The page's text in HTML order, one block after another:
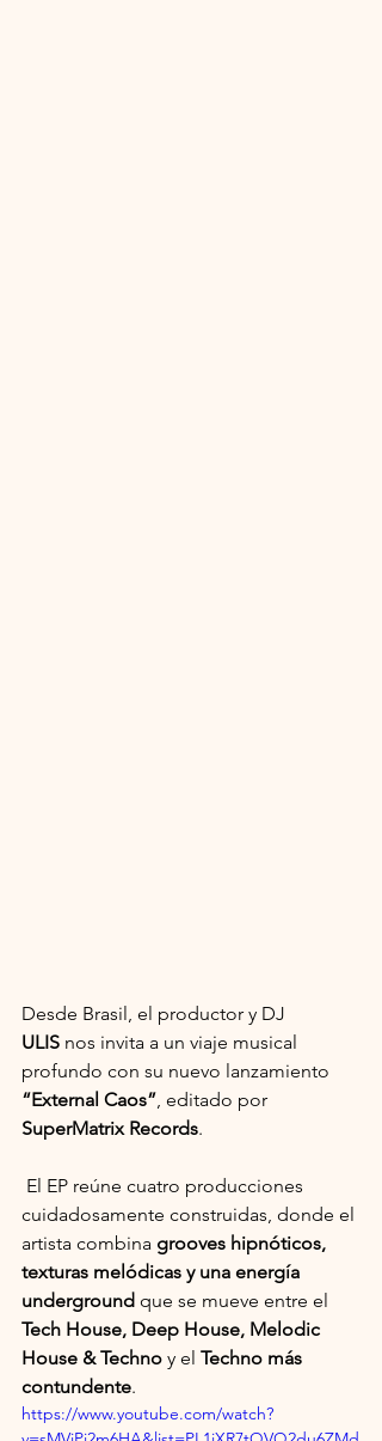
Desde Brasil, el productor y DJ
ULIS nos invita a un viaje musical
profundo con su nuevo lanzamiento
“External Caos”, editado por
SuperMatrix Records.
cuidadosamente construidas, donde el
artista combina grooves hipnóticos,
texturas melódicas y una energía
underground que se mueve entre el
Tech House, Deep House, Melodic
House & Techno y el Techno más
contundente.
https://www.youtube.com/watch?